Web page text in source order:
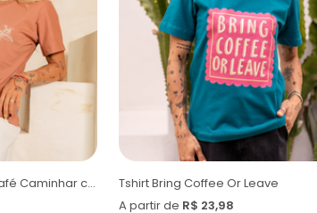
Tshirt Despertar com Café Caminhar com Fé
Tshirt Bring Coffee Or Leave
A partir de R$ 23,98